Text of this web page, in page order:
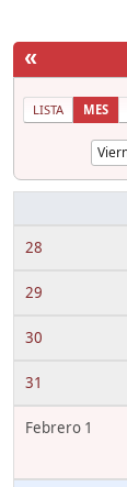
«
LISTA MES
28
29
30
31
Febrero 1